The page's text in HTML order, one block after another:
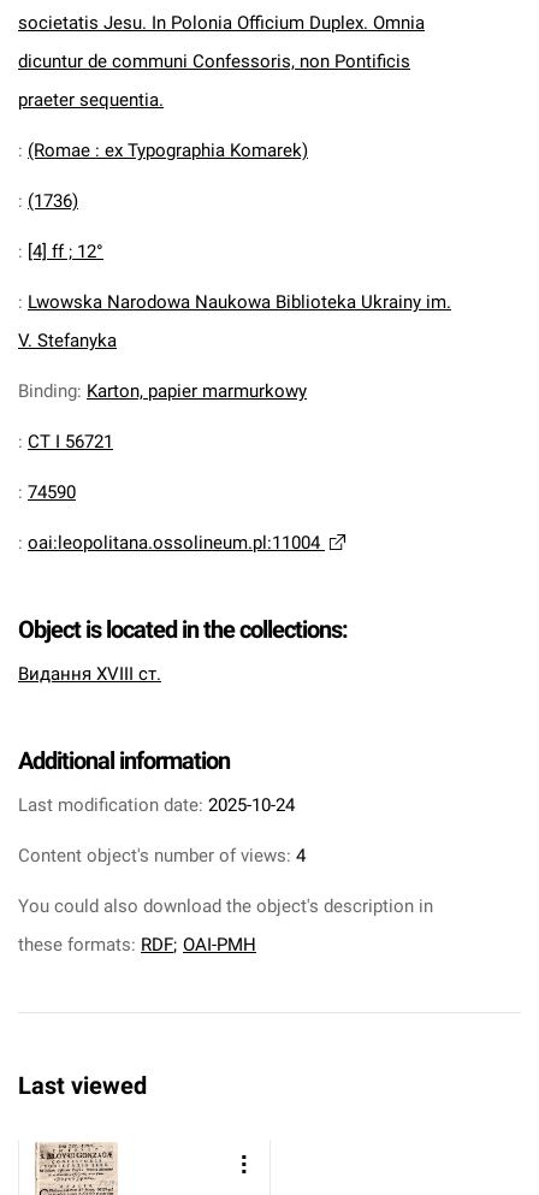
societatis Jesu. In Polonia Officium Duplex. Omnia
dicuntur de communi Confessoris, non Pontificis
praeter sequentia.
: (Romae : ex Typographia Komarek)
: (1736)
: [4] ff ; 12°
: Lwowska Narodowa Naukowa Biblioteka Ukrainy im.
V. Stefanyka
Binding: Karton, papier marmurkowy
: CT I 56721
: 74590
: oai:leopolitana.ossolineum.pl:11004
Object is located in the collections:
Видання XVIII ст.
Additional information
Last modification date: 2025-10-24
Content object's number of views: 4
You could also download the object's description in
these formats: RDF; OAI-PMH
Last viewed